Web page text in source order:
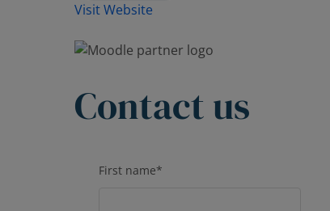
Visit Website
Contact us
First name*